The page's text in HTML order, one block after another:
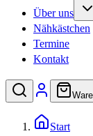
Über uns
Nähkästchen
Termine
Kontakt
Start